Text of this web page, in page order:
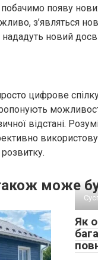
побачимо появу
з’являться
новий
цифрове
відстані.
може
Як